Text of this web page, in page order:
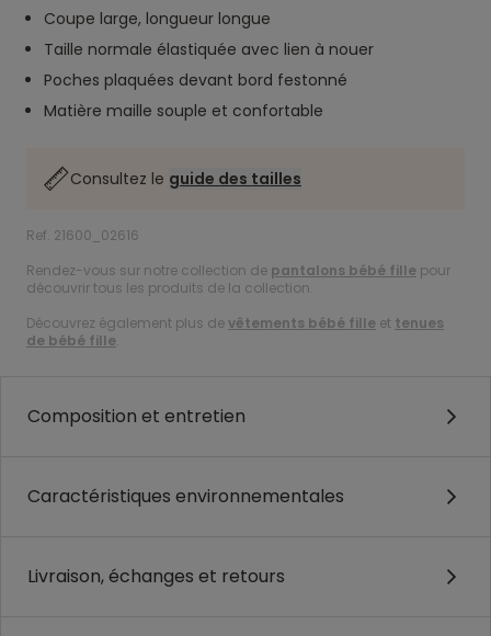
Coupe large, longueur longue
Taille normale élastiquée avec lien à nouer
Poches plaquées devant bord festonné
Matière maille souple et confortable
Consultez le guide des tailles
Ref. 21600_02616
Rendez-vous sur notre collection de pantalons bébé fille pour
découvrir tous les produits de la collection.
Découvrez également plus devêtements bébé fille et tenues
de bébé fille.
Composition et entretien
Caractéristiques environnementales
Livraison, échanges et retours